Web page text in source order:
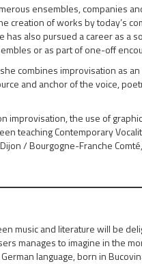
ensembles, companies
creation of works by today’s
has also pursued a career as a
or as part of one-off
combines improvisation as
and anchor of the voice,
improvisation, the use of
teaching Contemporary
/ Bourgogne-Franche
music and literature will be
manages to imagine in the
language, born in